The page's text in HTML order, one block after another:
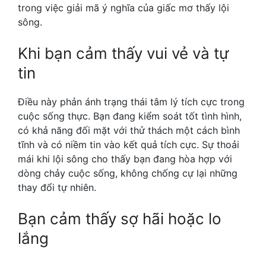
trong việc giải mã ý nghĩa của giấc mơ thấy lội
sông.
Khi bạn cảm thấy vui vẻ và tự
tin
Điều này phản ánh trạng thái tâm lý tích cực trong
cuộc sống thực. Bạn đang kiểm soát tốt tình hình,
có khả năng đối mặt với thử thách một cách bình
tĩnh và có niềm tin vào kết quả tích cực. Sự thoải
mái khi lội sông cho thấy bạn đang hòa hợp với
dòng chảy cuộc sống, không chống cự lại những
thay đổi tự nhiên.
Bạn cảm thấy sợ hãi hoặc lo
lắng